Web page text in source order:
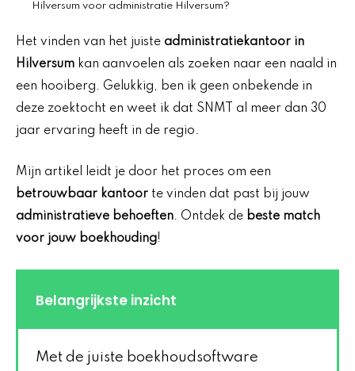
Hilversum voor administratie Hilversum?
Het vinden van het juiste administratiekantoor in
Hilversum kan aanvoelen als zoeken naar een naald in
een hooiberg. Gelukkig, ben ik geen onbekende in
deze zoektocht en weet ik dat SNMT al meer dan 30
jaar ervaring heeft in de regio.
Mijn artikel leidt je door het proces om een
betrouwbaar kantoor te vinden dat past bij jouw
administratieve behoeften. Ontdek de beste match
voor jouw boekhouding!
Belangrijkste inzicht
Met de juiste boekhoudsoftware